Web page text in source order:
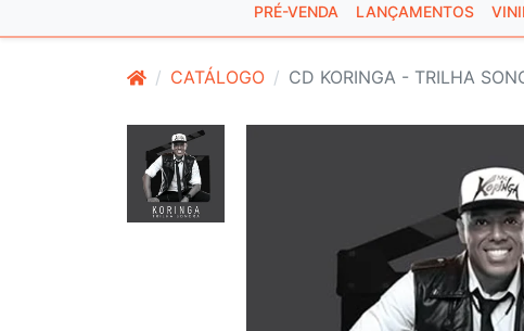
PRÉ-VENDA LANÇAMENTOS
CATÁLOGO CD KORINGA - TRILHA